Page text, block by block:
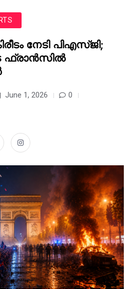
നേടി പി‌എസ്‌ജി;
ഫ്രാൻസിൽ
June 1, 2026
0